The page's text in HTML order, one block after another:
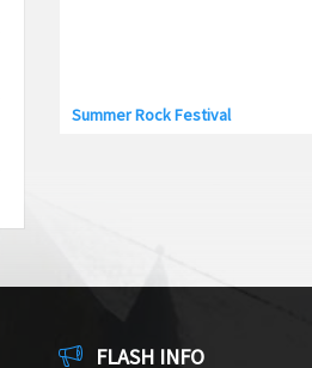
Summer Rock Festival
FLASH INFO